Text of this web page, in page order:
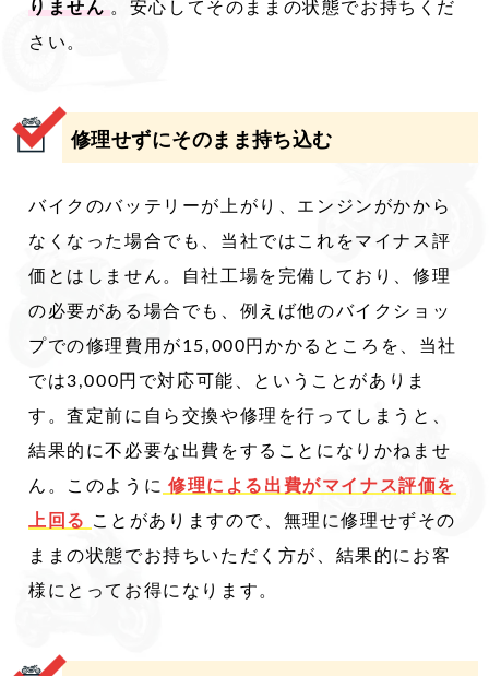
りません 。安心してそのままの状態でお持ちくだ
さい。
修理せずにそのまま持ち込む
バイクのバッテリーが上がり、エンジンがかから
なくなった場合でも、当社ではこれをマイナス評
価とはしません。自社工場を完備しており、修理
の必要がある場合でも、例えば他のバイクショッ
プでの修理費用が15,000円かかるところを、当社
では3,000円で対応可能、ということがありま
す。査定前に自ら交換や修理を行ってしまうと、
結果的に不必要な出費をすることになりかねませ
ん。このように 修理による出費がマイナス評価を
上回る
ことがありますので、無理に修理せずその
ままの状態でお持ちいただく方が、結果的にお客
様にとってお得になります。